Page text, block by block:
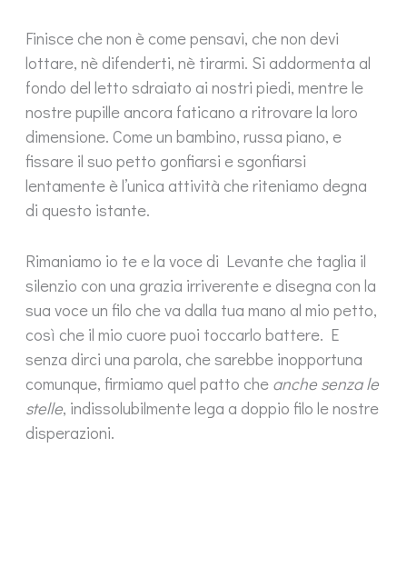
Finisce che non è come pensavi, che non devi
lottare, nè difenderti, nè tirarmi. Si addormenta al
fondo del letto sdraiato ai nostri piedi, mentre le
nostre pupille ancora faticano a ritrovare la loro
dimensione. Come un bambino, russa piano, e
fissare il suo petto gonfiarsi e sgonfiarsi
lentamente è l’unica attività che riteniamo degna
di questo istante.
Rimaniamo io te e la voce di Levante che taglia il
silenzio con una grazia irriverente e disegna con la
sua voce un filo che va dalla tua mano al mio petto,
così che il mio cuore puoi toccarlo battere. E
senza dirci una parola, che sarebbe inopportuna
comunque, firmiamo quel patto che anche senza le
stelle, indissolubilmente lega a doppio filo le nostre
disperazioni.